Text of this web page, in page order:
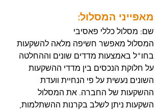
מאפייני המסלול:
שם: מסלול כללי פאסיבי
המסלול מאפשר חשיפה מלאה להשקעות
בחו"ל באמצעות מדדים שונים וההחלטה
על חלוקת הנכסים בין מדדי ההשקעות
השונים נעשית על פי הנחיית וועדת
ההשקעות של החברה. את המסלול
השקעות ניתן לשלב בקרנות ההשתלמות,